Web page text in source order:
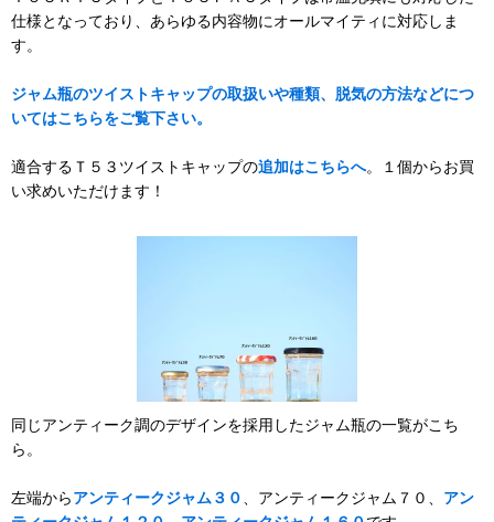
仕様となっており、あらゆる内容物にオールマイティに対応しま
す。
ジャム瓶のツイストキャップの取扱いや種類、脱気の方法などにつ
いてはこちらをご覧下さい。
適合するＴ５３ツイストキャップの追加はこちらへ。１個からお買
い求めいただけます！
同じアンティーク調のデザインを採用したジャム瓶の一覧がこち
ら。
左端からアンティークジャム３０ 、アンティークジャム７０、 アン